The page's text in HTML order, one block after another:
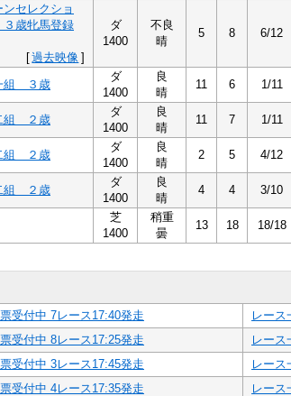
セレクショ
歳牝馬登録
[過去映像 ]
ダ
1400
不良
晴
5 8 6/12
組 ３歳
ダ
1400
良
晴
11 6 1/11
組 ２歳
ダ
1400
良
晴
11 7 1/11
組 ２歳
ダ
1400
良
晴
2 5 4/12
組 ２歳
ダ
1400
良
晴
4 4 3/10
芝
1400
稍重
曇
13 18 18/18
受付中 7レース17:40発走 レース
受付中 8レース17:25発走 レース
受付中 3レース17:45発走 レース
受付中 4レース17:35発走 レース